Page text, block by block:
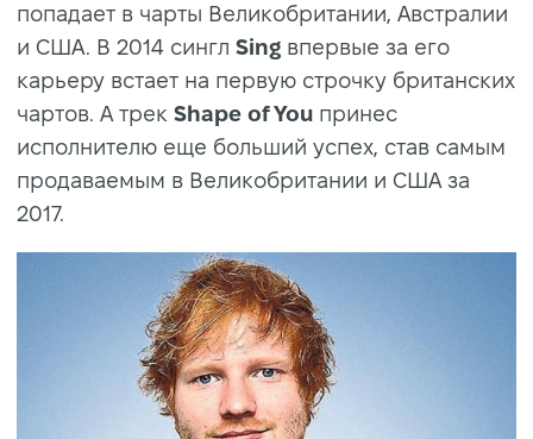
попадает в чарты Великобритании, Австралии
и США. В 2014 сингл Sing впервые за его
карьеру встает на первую строчку британских
чартов. А трек Shape of You принес
исполнителю еще больший успех, став самым
продаваемым в Великобритании и США за
2017.